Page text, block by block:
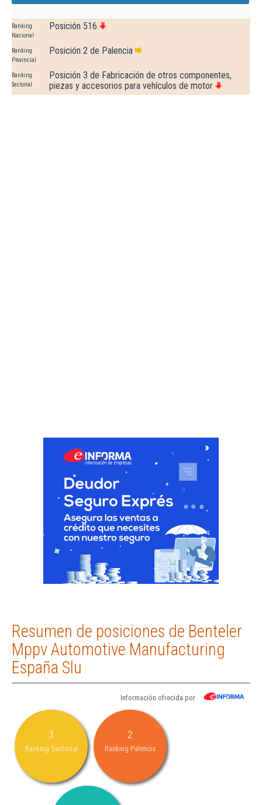
Ranking
Nacional
Posición 516
Ranking
Provincial
Posición 2 de Palencia
Ranking
Sectorial
Posición 3 de Fabricación de otros componentes,
piezas y accesorios para vehículos de motor
Resumen de posiciones de Benteler
Mppv Automotive Manufacturing
España Slu
Información ofrecida por
3
Ranking Sectorial
2
Ranking Palencia